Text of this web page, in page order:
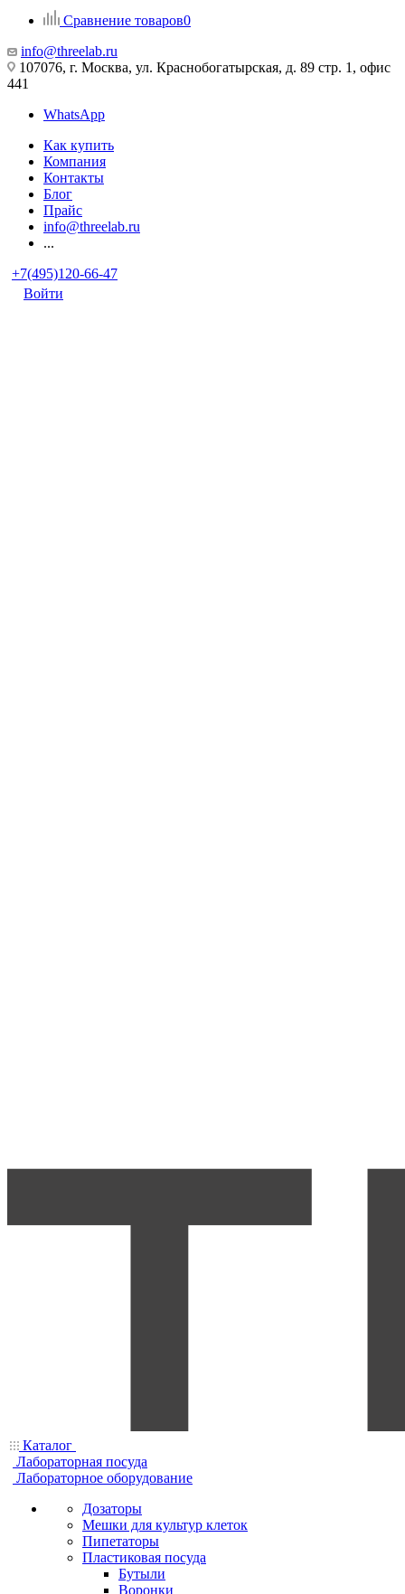
Сравнение товаров0
info@threelab.ru
107076, г. Москва, ул. Краснобогатырская, д. 89 стр. 1, офис
441
WhatsApp
Как купить
Компания
Контакты
Блог
Прайс
info@threelab.ru
...
+7(495)120-66-47
Войти
Каталог
Лабораторная посуда
Лабораторное оборудование
Дозаторы
Мешки для культур клеток
Пипетаторы
Пластиковая посуда
Бутыли
Воронки